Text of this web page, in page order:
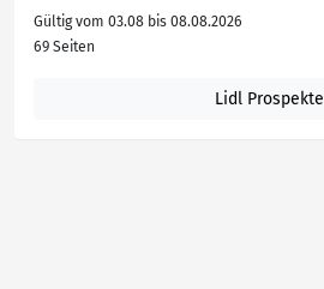
Gültig vom 03.08 bis 08.08.2026
69 Seiten
Lidl Prospekte